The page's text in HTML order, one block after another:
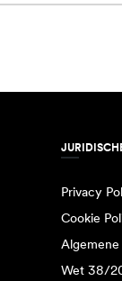
Privacy
Cookie
Algemene
Wet 38/